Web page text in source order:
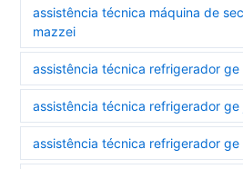
assistência técnica máquina de
mazzei
assistência técnica refrigerador
assistência técnica refrigerador ge
assistência técnica refrigerador